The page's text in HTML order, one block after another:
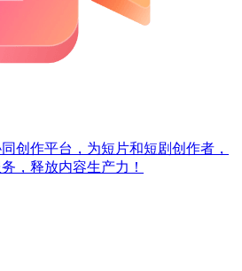
创作平台，为短片和短剧创作者，
，释放内容生产力！